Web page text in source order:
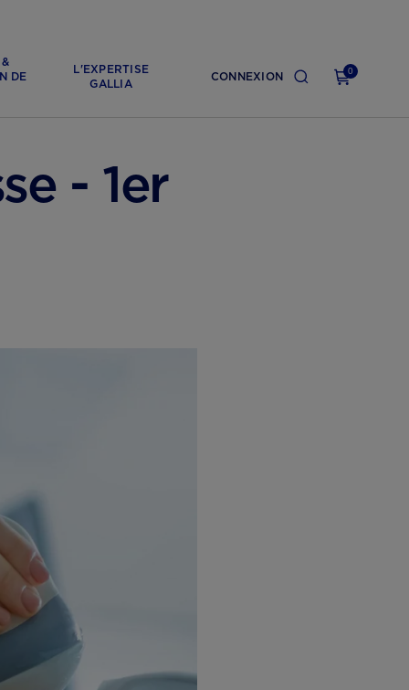
CONNEXION 0
DE
L'EXPERTISE
GALLIA
- 1er